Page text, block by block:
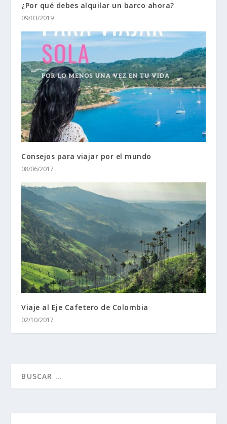
¿Por qué debes alquilar un barco ahora?
09/03/2019
Consejos para viajar por el mundo
08/06/2017
Viaje al Eje Cafetero de Colombia
02/10/2017